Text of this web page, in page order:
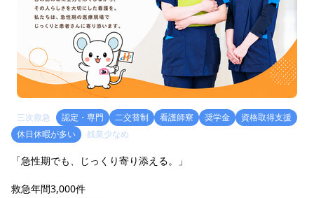
三次救急 認定・専門 二交替制 看護師寮 奨学金
資格取得支援
休日休暇が多い
残業少なめ
「急性期でも、じっくり寄り添える。」
救急年間3,000件